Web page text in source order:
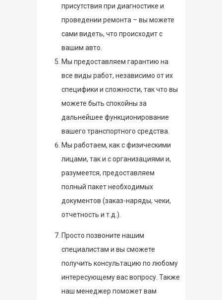
присутствия при диагностике и
проведении ремонта – вы можете
сами видеть, что происходит с
вашим авто.
Мы предоставляем гарантию на
все виды работ, независимо от их
специфики и сложности, так что вы
можете быть спокойны за
дальнейшее функционирование
вашего транспортного средства.
Мы работаем, как с физическими
лицами, так и с организациями и,
разумеется, предоставляем
полный пакет необходимых
документов (заказ-наряды, чеки,
отчетность и т.д.).
Просто позвоните нашим
специалистам и вы сможете
получить консультацию по любому
интересующему вас вопросу. Также
наш менеджер поможет вам